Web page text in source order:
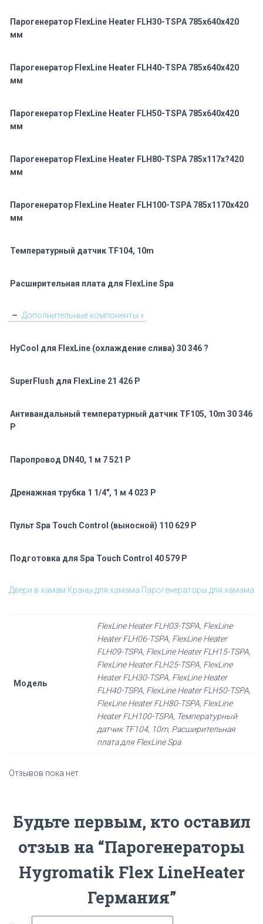
Парогенератор FlexLine Heater FLH30-TSPA 785x640x420
мм
Парогенератор FlexLine Heater FLH40-TSPA 785x640x420
мм
Парогенератор FlexLine Heater FLH50-TSPA 785x640x420
мм
Парогенератор FlexLine Heater FLH80-TSPA 785x117x?420
мм
Парогенератор FlexLine Heater FLH100-TSPA 785x1170x420
мм
Температурный датчик TF104, 10m
Расширительная плата для FlexLine Spa
Дополнительные компоненты »
HyCool для FlexLine (охлаждение слива) 30 346 ?
SuperFlush для FlexLine 21 426 Р
Антивандальный температурный датчик TF105, 10m 30 346
Р
Паропровод DN40, 1 м 7 521 Р
Дренажная трубка 1 1/4″, 1 м 4 023 Р
Пульт Spa Touch Control (выносной) 110 629 Р
Подготовка для Spa Touch Control 40 579 Р
Двери в хамам Краны для хамама Парогенераторы для хамама
Модель
FlexLine Heater FLH03-TSPA, FlexLine
Heater FLH06-TSPA, FlexLine Heater
FLH09-TSPA, FlexLine Heater FLH15-TSPA,
FlexLine Heater FLH25-TSPA, FlexLine
Heater FLH30-TSPA, FlexLine Heater
FLH40-TSPA, FlexLine Heater FLH50-TSPA,
FlexLine Heater FLH80-TSPA, FlexLine
Heater FLH100-TSPA, Температурный
датчик TF104, 10m, Расширительная
плата для FlexLine Spa
Отзывов пока нет.
Будьте первым, кто оставил
отзыв на “Парогенераторы
Hygromatik Flex LineHeater
Германия”